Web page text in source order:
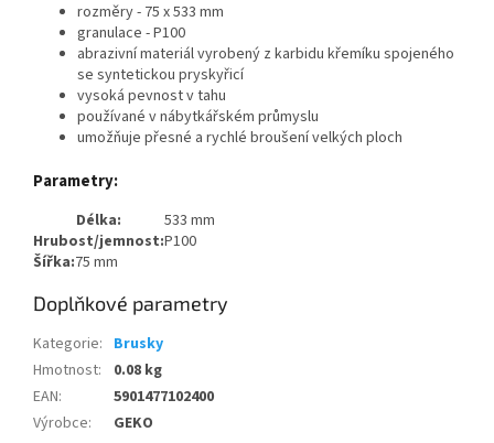
rozměry - 75 x 533 mm
granulace - P100
abrazivní materiál vyrobený z karbidu křemíku spojeného
se syntetickou pryskyřicí
vysoká pevnost v tahu
používané v nábytkářském průmyslu
umožňuje přesné a rychlé broušení velkých ploch
Parametry:
Délka:
533 mm
Hrubost/jemnost:P100
Šířka:75 mm
Doplňkové parametry
Kategorie: Brusky
Hmotnost:
0.08 kg
EAN:
5901477102400
Výrobce: GEKO